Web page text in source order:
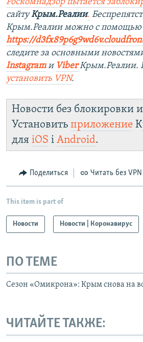
Роскомнадзор пытается
сайтуКрым.Реалии.
Крым.Реалии можно с помощью
https://
следите за основными
Instagram и ViberКрым.Реалии.
установить VPN.
Новости без блокировки
Установить приложение
для iOS і Android.
Поделиться Читать без VPN
This item is part of
Новости Новости | Коронавирус
ПО ТЕМЕ
Сезон «Омикрона»: Крым снова на
ЧИТАЙТЕ ТАКЖЕ: